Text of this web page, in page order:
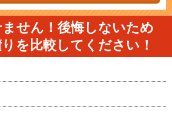
せん！後悔しないため
を比較してください！